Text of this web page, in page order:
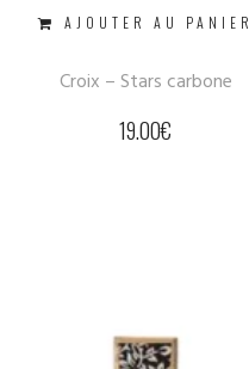
AJOUTER AU PANIER
Croix – Stars carbone
19.00€